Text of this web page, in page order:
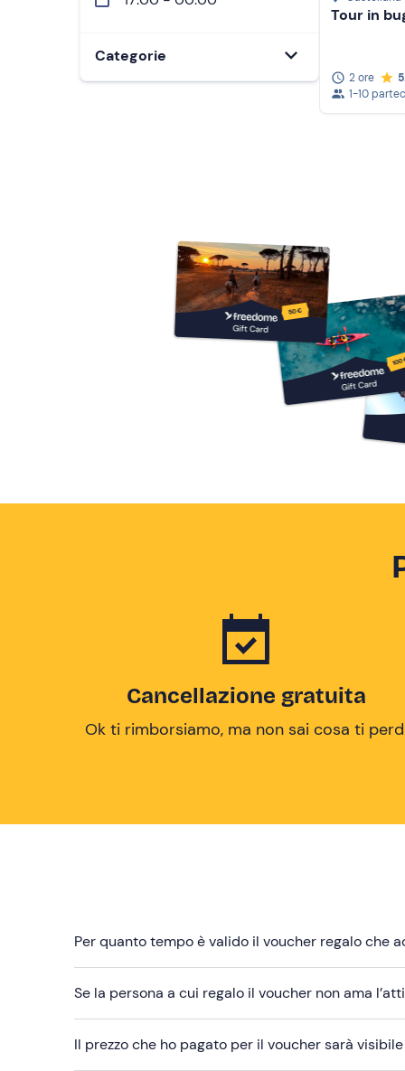
Categorie
Tutte
In coppia
Avventura e gusto
Corsi e lezioni
Tour in
2 ore
1-10
Cancellazione gratuita
Ok ti rimborsiamo, ma non sai cosa ti
Per quanto tempo è valido il voucher regalo che
Se la persona a cui regalo il voucher non ama
Il prezzo che ho pagato per il voucher sarà